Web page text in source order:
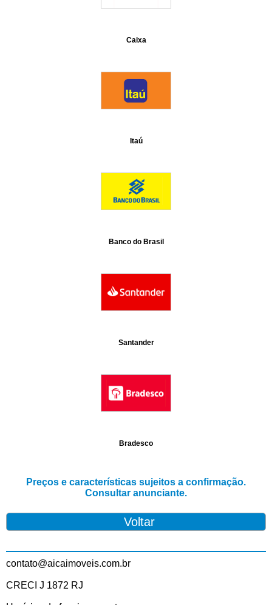
Caixa
Itaú
Banco do Brasil
Santander
Bradesco
Preços e características sujeitos a confirmação.
Consultar anunciante.
contato@aicaimoveis.com.br
CRECI J 1872 RJ